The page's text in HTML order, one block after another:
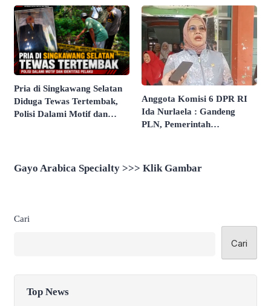
Pria di Singkawang Selatan
Diduga Tewas Tertembak,
Polisi Dalami Motif dan
Anggota Komisi 6 DPR RI
Ida Nurlaela : Gandeng
PLN, Pemerintah
Gayo Arabica Specialty >>> Klik Gambar
Cari
Cari
Top News